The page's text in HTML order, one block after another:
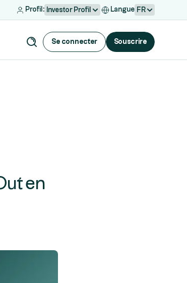
Profil: Investor Profil Langue FR
Se connecter Souscrire
en